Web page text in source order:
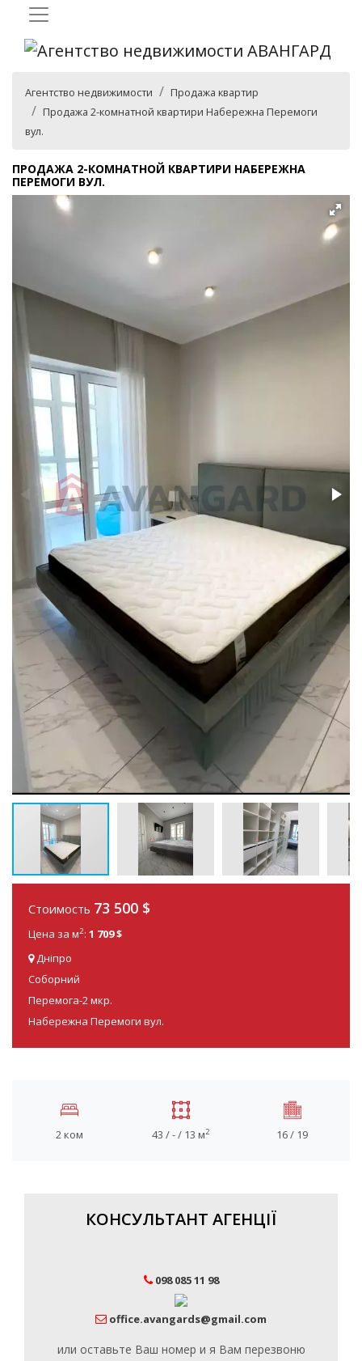
Агентство недвижимости
Продажа квартир
Продажа 2-комнатной квартири Набережна Перемоги
вул.
ПРОДАЖА 2-КОМНАТНОЙ КВАРТИРИ НАБЕРЕЖНА
ПЕРЕМОГИ ВУЛ.
Стоимость 73 500 $
Цена за м2: 1 709 $
Дніпро
Соборний
Перемога-2 мкр.
Набережна Перемоги вул.
2 ком 43 / - / 13 м2 16 / 19
КОНСУЛЬТАНТ АГЕНЦІЇ
098 085 11 98
office.avangards@gmail.com
или оставьте Ваш номер и я Вам перезвоню